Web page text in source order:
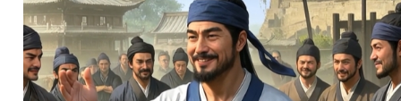
案，让打造梦想之家
变得更直观、更简
单、更高效，真正享
受科技带来的生活之